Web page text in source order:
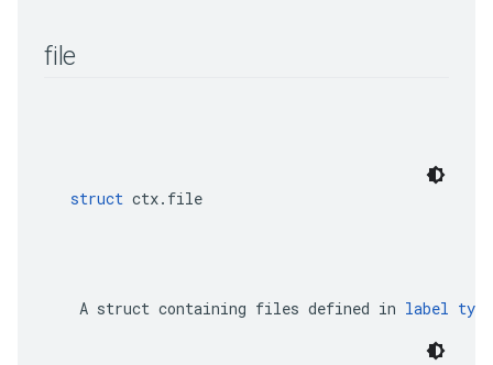
file
struct ctx.file
    A
struct containing files defined in label